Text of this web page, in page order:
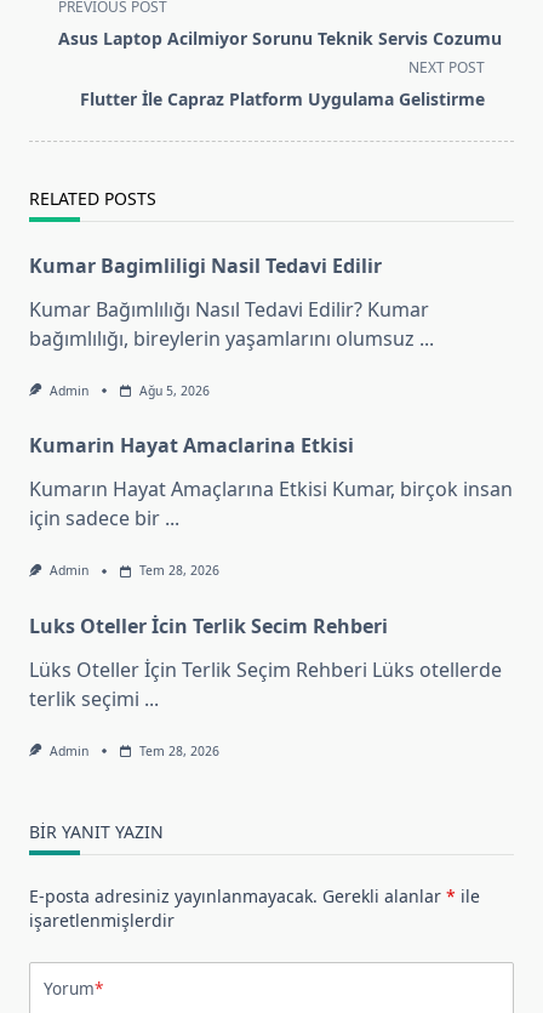
class="nav-
screen-
text">Page</span>
PREVIOUS POST
Asus Laptop Acilmiyor Sorunu Teknik Servis Cozumu
NEXT POST
Flutter İle Capraz Platform Uygulama Gelistirme
RELATED POSTS
Kumar Bagimliligi Nasil Tedavi Edilir
Kumar Bağımlılığı Nasıl Tedavi Edilir? Kumar
bağımlılığı, bireylerin yaşamlarını olumsuz ...
Admin Ağu 5, 2026
Kumarin Hayat Amaclarina Etkisi
Kumarın Hayat Amaçlarına Etkisi Kumar, birçok insan
için sadece bir ...
Admin Tem 28, 2026
Luks Oteller İcin Terlik Secim Rehberi
Lüks Oteller İçin Terlik Seçim Rehberi Lüks otellerde
terlik seçimi ...
Admin Tem 28, 2026
BIR YANIT YAZIN
E-posta adresiniz yayınlanmayacak. Gerekli alanlar * ile
işaretlenmişlerdir
Yorum*